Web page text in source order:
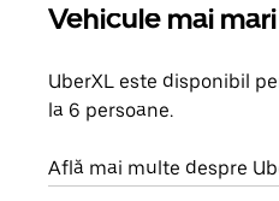
Vehicule mai
UberXL este disponibil
la 6 persoane.
Află mai multe despre